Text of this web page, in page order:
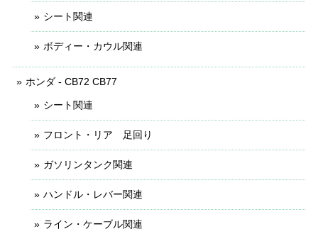
シート関連
ボディー・カウル関連
ホンダ - CB72 CB77
シート関連
フロント・リア 足回り
ガソリンタンク関連
ハンドル・レバー関連
ライン・ケーブル関連